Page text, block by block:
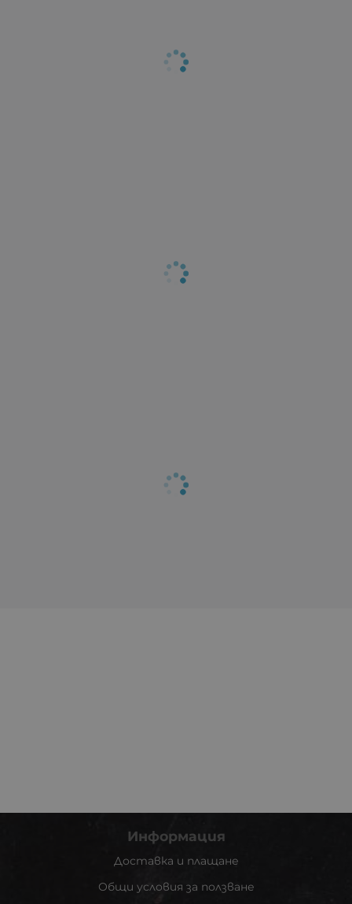
Информация
Доставка и плащане
Общи условия за ползване